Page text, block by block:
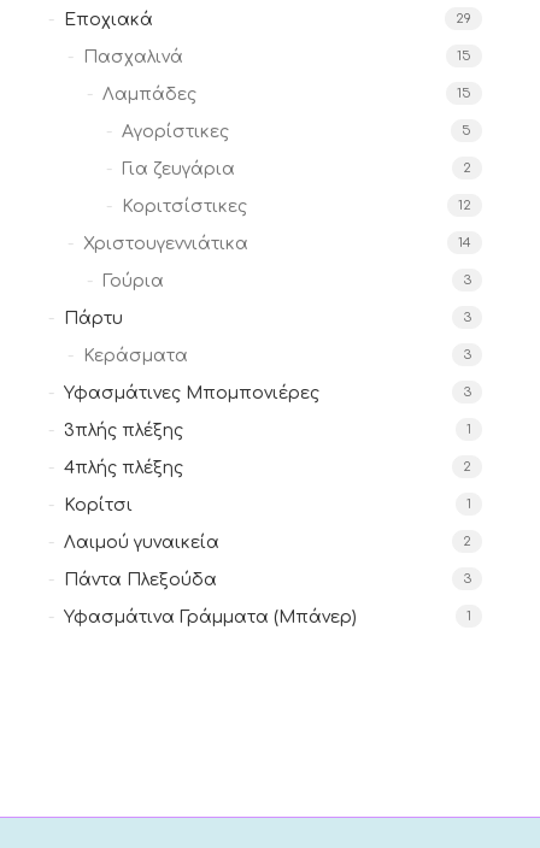
Εποχιακά 29
Πασχαλινά 15
Λαμπάδες 15
Αγορίστικες 5
Για ζευγάρια 2
Κοριτσίστικες 12
Χριστουγεννιάτικα 14
Γούρια 3
Πάρτυ 3
Κεράσματα 3
Υφασμάτινες Μπομπονιέρες 3
3πλής πλέξης 1
4πλής πλέξης 2
Κορίτσι 1
Λαιμού γυναικεία 2
Πάντα Πλεξούδα 3
Υφασμάτινα Γράμματα (Μπάνερ) 1